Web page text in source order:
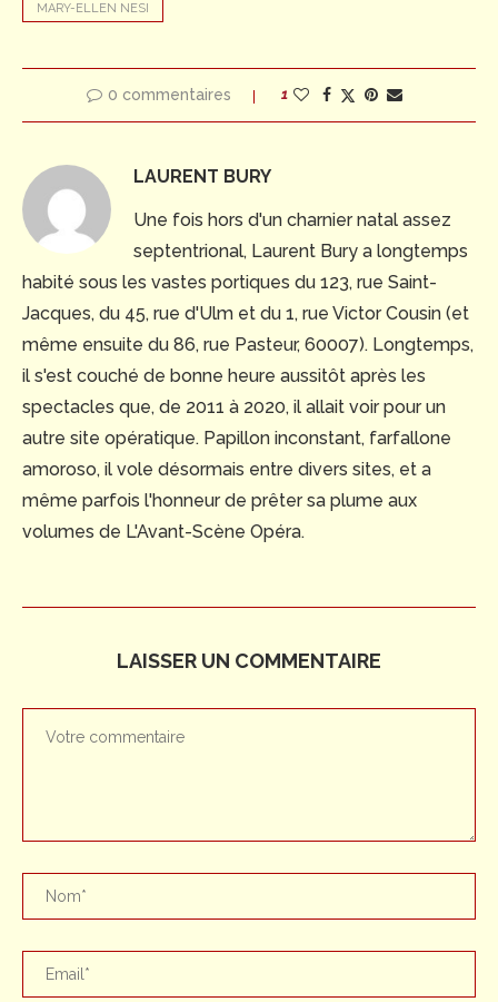
MARY-ELLEN NESI
0 commentaires 1
LAURENT BURY
Une fois hors d'un charnier natal assez
septentrional, Laurent Bury a longtemps
habité sous les vastes portiques du 123, rue Saint-
Jacques, du 45, rue d'Ulm et du 1, rue Victor Cousin (et
même ensuite du 86, rue Pasteur, 60007). Longtemps,
il s'est couché de bonne heure aussitôt après les
spectacles que, de 2011 à 2020, il allait voir pour un
autre site opératique. Papillon inconstant, farfallone
amoroso, il vole désormais entre divers sites, et a
même parfois l'honneur de prêter sa plume aux
volumes de L'Avant-Scène Opéra.
LAISSER UN COMMENTAIRE